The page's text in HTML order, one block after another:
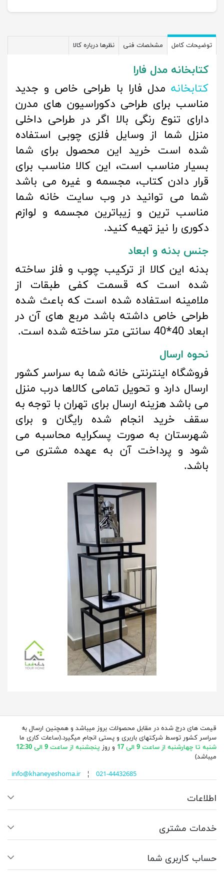
توضیحات کامل مشخصات فنی نظرها درباره کالا
کتابخانه مدل فارا
کتابخانه مدل فارا با طراحی خاص و جدید
مناسب برای طراحی دکوراسیون های مدرن
دارای تنوع رنگی بالا اگر در طراحی داخلی
منزل شما از وسایل فلزی چوبی استفاده
شده است خرید این محصول برای شما
بسیار مناسب است، این کالا مناسب برای
قرار دادن کتاب، مجسمه و غیره می باشد
شما می توانید در وب سایت خانه شما
مناسب ترین و زیباترین مجسمه و لوازم
دکوری را نیز تهیه کنید.
جنس بدنه و ابعاد
بدنه این کالا از ترکیب چوب و فلز ساخته
شده است که قسمت کفی طبقات از
ملامینه استفاده شده است که باعث شده
طراحی خاص داشته باشد مربع های آن در
ابعاد 40*40 سانتی متر ساخته شده است.
نحوه ارسال
فروشگاه اینترنتی خانه شما به سراسر کشور
ارسال دارد و تحویل تمامی کالاها درب منزل
می باشد هزینه ارسال برای تهران با توجه به
سقف خرید انجام شده رایگان و برای
شهرستان به صورت پسکرایه محاسبه می
شود و پرداخت آن به عهده مشتری می
باشد.
قیمت های درج شده در مقابل محصولات بروز میباشد و همچنین ارسال به
سراسر کشور توسط شرکتهای باربری و پستی انجام میگیرد.(ساعات کاری ما
شنبه تا چهارشنبه از ساعت 9 الی 17
و روز پنجشنبه از ساعت 9 الی 12:30
میباشد)
info@khaneyeshoma.ir¦ 021-44432685
اطلاعات
خدمات مشتری
حساب کاربری شما